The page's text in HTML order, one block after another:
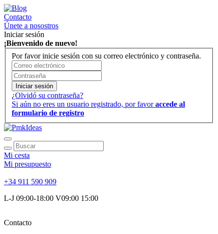
Contacto
Únete a nosostros
Iniciar sesión
¡Bienvenido de nuevo!
Por favor inicie sesión con su correo electrónico y contraseña.
Iniciar sesión
¿Olvidó su contraseña?
Si aún no eres un usuario registrado, por favoraccede al
formulario de registro
Mi cesta
Mi presupuesto
+34 911 590 909
L-J 09:00-18:00 V09:00 15:00
Contacto